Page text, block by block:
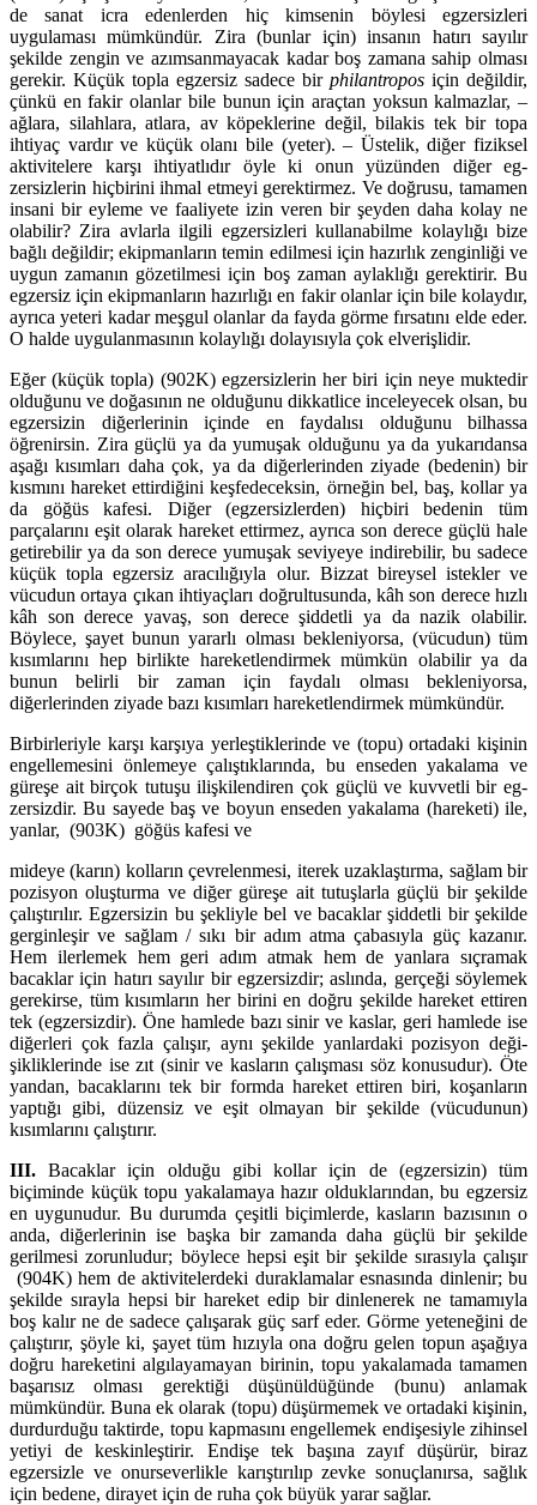
de sanat icra edenler­den hiç kim­senin böylesi egzersizleri
uygulaması mümkündür. Zira (bunlar için) insanın hatırı sayı­lır
şekilde zen­gin ve azımsanmayacak kadar boş zamana sahip olması
gerekir. Küçük topla egzersiz sadece bir phil­ant­ropos için değildir,
çünkü en fakir olanlar bile bunun için araçtan yoksun kalmaz­lar, –
ağlara, si­lahlara, atlara, av köpeklerine değil, bilakis tek bir topa
ihtiyaç vardır ve küçük olanı bile (yeter). – Üstelik, diğer fiziksel
aktivitelere karşı ihtiyatlıdır öyle ki onun yüzünden diğer eg­
zersizlerin hiçbirini ihmal et­meyi gerektirmez. Ve doğrusu, tamamen
insani bir eyleme ve faaliyete izin veren bir şeyden daha kolay ne
olabilir? Zira avlarla ilgili egzersizleri kullanabilme kolaylığı bize
bağlı değildir; ekip­man­ların temin edilmesi için hazırlık zenginliği ve
uygun zamanın gözetilmesi için boş zaman aylaklığı ge­rektirir. Bu
egzersiz için ekipmanların hazırlığı en fakir olanlar için bile kolaydır,
ayrıca yeteri kadar meşgul olanlar da fayda görme fırsatını elde eder.
O halde uygulan­masının kolaylığı dolayısıyla çok elverişlidir.
Eğer (küçük topla) (902K) egzersizlerin her biri için neye muktedir
olduğunu ve doğasının ne oldu­ğunu dikkatlice inceleyecek olsan, bu
egzersizin diğerlerinin içinde en faydalısı olduğunu bilhassa
öğrenirsin. Zira güçlü ya da yumuşak olduğunu ya da yukarıdansa
aşağı kısımları daha çok, ya da diğerlerinden ziyade (bedenin) bir
kısmını hareket ettirdiğini keşfedeceksin, örneğin bel, baş, kol­lar ya
da göğüs kafesi. Diğer (egzersizlerden) hiçbiri bedenin tüm
parçalarını eşit olarak hareket ettir­mez, ayrıca son derece güçlü hale
getirebilir ya da son derece yumuşak seviyeye indirebilir, bu sa­dece
küçük topla egzersiz aracılığıyla olur. Bizzat bireysel istekler ve
vücudun ortaya çıkan ihtiyaçları doğrultusunda, kâh son derece hızlı
kâh son derece yavaş, son derece şiddetli ya da nazik olabilir.
Böylece, şayet bunun yararlı olması bekleniyorsa, (vücudun) tüm
kısımlarını hep bir­likte hareketlen­dirmek mümkün olabilir ya da
bunun belirli bir zaman için faydalı olması bekleni­yorsa,
diğerlerinden ziyade bazı kısımları hareketlendirmek mümkündür.
Birbirleriyle karşı karşıya yerleştiklerinde ve (topu) ortadaki kişinin
engellemesini önlemeye çalış­tık­la­rında, bu enseden yakalama ve
güreşe ait birçok tutuşu ilişkilendiren çok güçlü ve kuvvetli bir eg­
zersizdir. Bu sayede baş ve boyun enseden yakalama (hareketi) ile,
yanlar, (903K) göğüs kafesi ve
mideye (karın) kolların çevrelenmesi, iterek uzaklaştırma, sağlam bir
pozisyon oluşturma ve diğer güreşe ait tutuş­larla güçlü bir şekilde
çalıştırılır. Egzersizin bu şekliyle bel ve bacaklar şiddetli bir şe­kilde
gergin­leşir ve sağlam / sıkı bir adım atma çabasıyla güç kazanır.
Hem ilerlemek hem geri adım atmak hem de yanlara sıçramak
bacaklar için hatırı sayılır bir egzersizdir; aslında, gerçeği söylemek
gerekirse, tüm kısımların her birini en doğru şekilde hareket ettiren
tek (egzersizdir). Öne hamlede bazı sinir ve kas­lar, geri hamlede ise
diğerleri çok fazla çalışır, aynı şekilde yanlardaki pozisyon deği­
şikliklerinde ise zıt (sinir ve kasların çalışması söz konusudur). Öte
yandan, bacakla­rını tek bir formda hareket ettiren biri, koşanların
yaptığı gibi, düzensiz ve eşit olmayan bir şekilde (vücudunun)
kısım­larını ça­lıştırır.
III.Bacaklar için olduğu gibi kollar için de (egzersizin) tüm
biçiminde küçük topu yakalamaya hazır olduk­larından, bu egzersiz
en uygunudur. Bu durumda çeşitli biçimlerde, kasların bazısının o
anda, diğerle­rinin ise başka bir zamanda daha güçlü bir şekilde
gerilmesi zorunludur; böylece hepsi eşit bir şekilde sırasıyla çalışır
(904K) hem de aktivitelerdeki duraklamalar esnasında dinlenir; bu
şe­kilde sırayla hepsi bir hareket edip bir dinlenerek ne tamamıyla
boş kalır ne de sadece çalışarak güç sarf eder. Görme yeteneğini de
çalıştırır, şöyle ki, şayet tüm hızıyla ona doğru gelen topun aşağıya
doğru hareketini algı­layamayan birinin, topu yakalamada tamamen
başarısız olması ge­rektiği dü­şünüldüğünde (bunu) an­lamak
mümkündür. Buna ek olarak (topu) düşürmemek ve or­tadaki kişi­nin,
durdurduğu taktirde, topu kapmasını engellemek endişesiyle zihinsel
yetiyi de kes­kinleştirir. Endişe tek başına zayıf düşürür, biraz
egzersizle ve onurseverlikle karıştırılıp zevke so­nuçlanırsa, sağlık
için bedene, dirayet için de ruha çok büyük yarar sağlar.